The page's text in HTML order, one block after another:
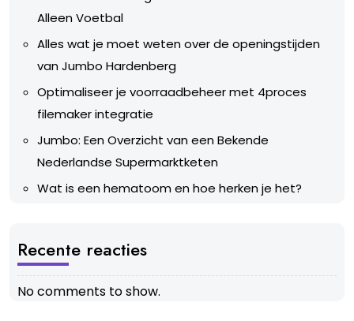
Alleen Voetbal
Alles wat je moet weten over de openingstijden
van Jumbo Hardenberg
Optimaliseer je voorraadbeheer met 4proces
filemaker integratie
Jumbo: Een Overzicht van een Bekende
Nederlandse Supermarktketen
Wat is een hematoom en hoe herken je het?
Recente reacties
No comments to show.